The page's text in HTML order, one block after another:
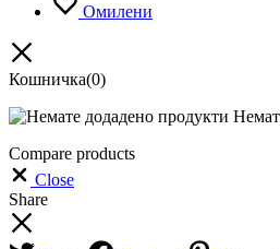
Омилени
Кошничка(0)
Compare products
Close
Share